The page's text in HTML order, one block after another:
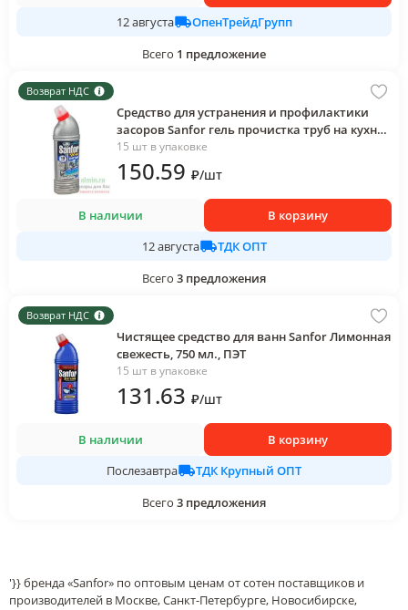
12 августа
ОпенТрейдГрупп
Всего 1 предложение
Возврат НДС
Средство для устранения и профилактики
засоров Sanfor гель прочистка труб на кухне,
750 мл., ПЭТ
15 шт в упаковке
150.59 ₽/шт
В наличии
В корзину
12 августа
ТДК ОПТ
Всего 3 предложения
Возврат НДС
Чистящее средство для ванн Sanfor Лимонная
свежесть, 750 мл., ПЭТ
15 шт в упаковке
131.63 ₽/шт
В наличии
В корзину
Послезавтра
ТДК Крупный ОПТ
Всего 3 предложения
'}} бренда «Sanfor» по оптовым ценам от сотен поставщиков и
производителей в Москве, Санкт-Петербурге, Новосибирске,